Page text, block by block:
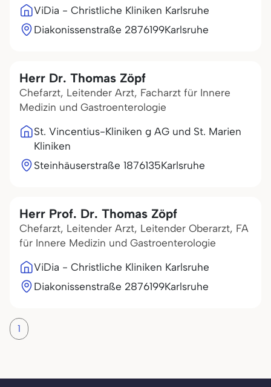
ViDia - Christliche Kliniken Karlsruhe
Diakonissenstraße 2876199Karlsruhe
Herr Dr. Thomas Zöpf
Chefarzt, Leitender Arzt, Facharzt für Innere
Medizin und Gastroenterologie
St. Vincentius-Kliniken g AG und St. Marien
Kliniken
Steinhäuserstraße 1876135Karlsruhe
Herr Prof. Dr. Thomas Zöpf
Chefarzt, Leitender Arzt, Leitender Oberarzt, FA
für Innere Medizin und Gastroenterologie
ViDia - Christliche Kliniken Karlsruhe
Diakonissenstraße 2876199Karlsruhe
1